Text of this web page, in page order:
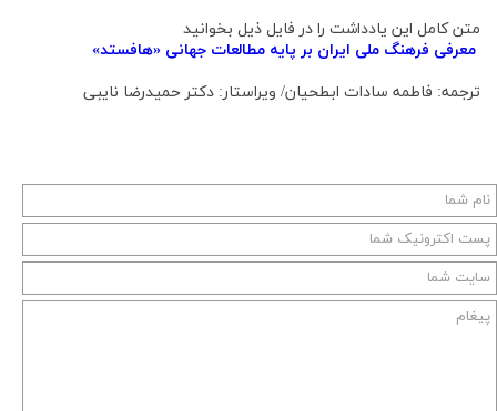
متن کامل این یادداشت را در فایل ذیل بخوانید
معرفی فرهنگ ملی ایران بر پایه مطالعات جهانی «هافستد»
ترجمه: فاطمه سادات ابطحیان/ ویراستار: دکتر حمیدرضا نایبی